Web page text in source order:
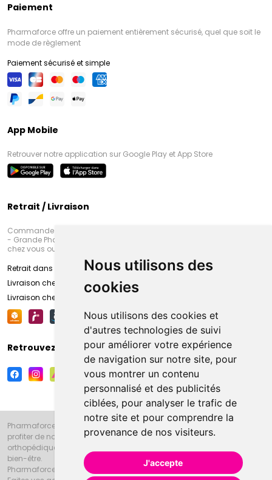
Nous utilisons des
cookies
Nous utilisons des cookies et
d'autres technologies de suivi
pour améliorer votre expérience
de navigation sur notre site, pour
vous montrer un contenu
personnalisé et des publicités
ciblées, pour analyser le trafic de
notre site et pour comprendre la
provenance de nos visiteurs.
J'accepte
Paiement
Pharmaforce offre un paiement entièrement sécurisé, quel que soit le
mode de règlement
Paiement sécurisé et simple
App Mobile
Retrouver notre application sur Google Play et App Store
Retrait / Livraison
Commandez en ligne et venez chercher votre commande à Amiens
- Grande Pharmacie d’Amiens (Fachon) ou recevez-là rapidement
chez vous ou en point retrait
Retrait dans la pharmacie d’Amiens
Livraison chez vous
Livraison chez votre commerçant
Retrouvez-nous sur vos réseaux sociaux
Pharmaforce.fr et la Grande Pharmacie d’Amiens vous souhaitent de
profiter de notre accueil, de nos conseils pharmaceutiques,
orthopédiques, homéopathiques, parapharmaceutiques, beauté et
bien-être.
Pharmaforce.fr est le site internet de la Grande Pharmacie d’Amiens.